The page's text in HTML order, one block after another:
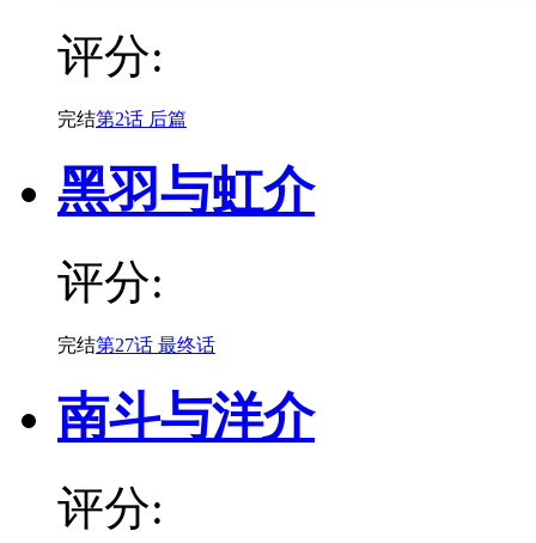
评分:
完结第2话 后篇
黑羽与虹介
评分:
完结第27话 最终话
南斗与洋介
评分: